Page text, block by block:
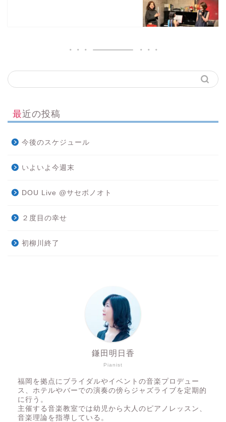
最近の投稿
今後のスケジュール
いよいよ今週末
DOU Live @サセボノオト
２度目の幸せ
初柳川終了
Pianist
鎌田明日香
福岡を拠点にブライダルやイベントの音楽プロデュー
ス、ホテルやバーでの演奏の傍らジャズライブを定期的
に行う。
主催する音楽教室では幼児から大人のピアノレッスン、
音楽理論を指導している。